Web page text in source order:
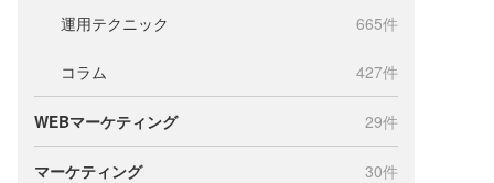
運用テクニック 665件
コラム 427件
WEBマーケティング 29件
マーケティング 30件